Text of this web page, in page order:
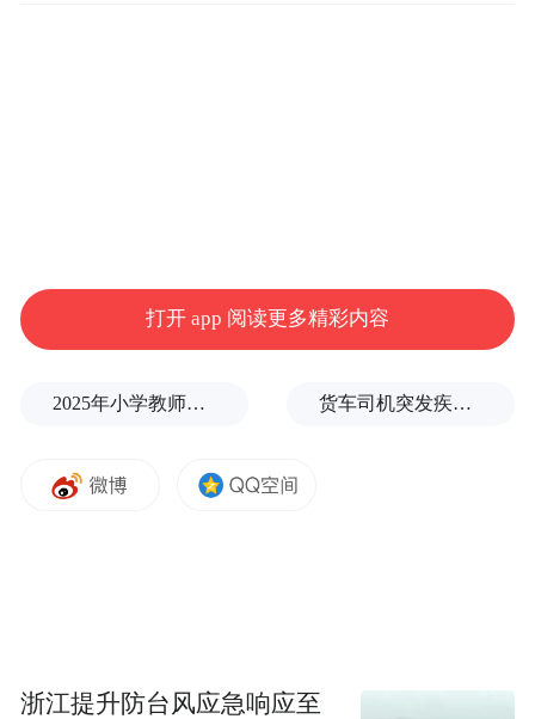
（北京中心），并合作建设车路云一体化项
目。王剑锋与主线科技董事长张天雷座谈，
空，王剑锋与企业董事长张涛座谈交流，希
OpenText（开放文本公司）等外资企业。蒂
打开 app 阅读更多精彩内容
2025年小学教师减少13.19万 货车司机突发疾病晕倒车轮边，陌生同行第一时间发现并救助
浙江提升防台风应急响应至